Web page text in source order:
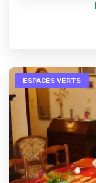
ESPACES VERTS